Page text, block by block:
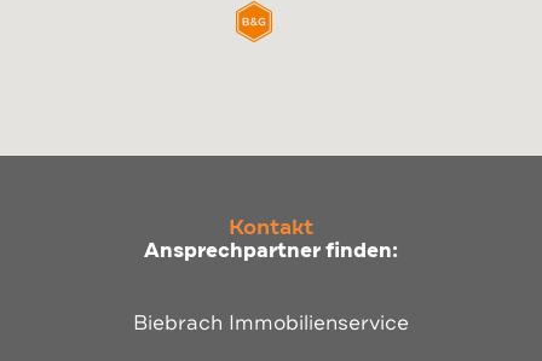
Kontakt
Ansprechpartner finden:
Biebrach Immobilienservice